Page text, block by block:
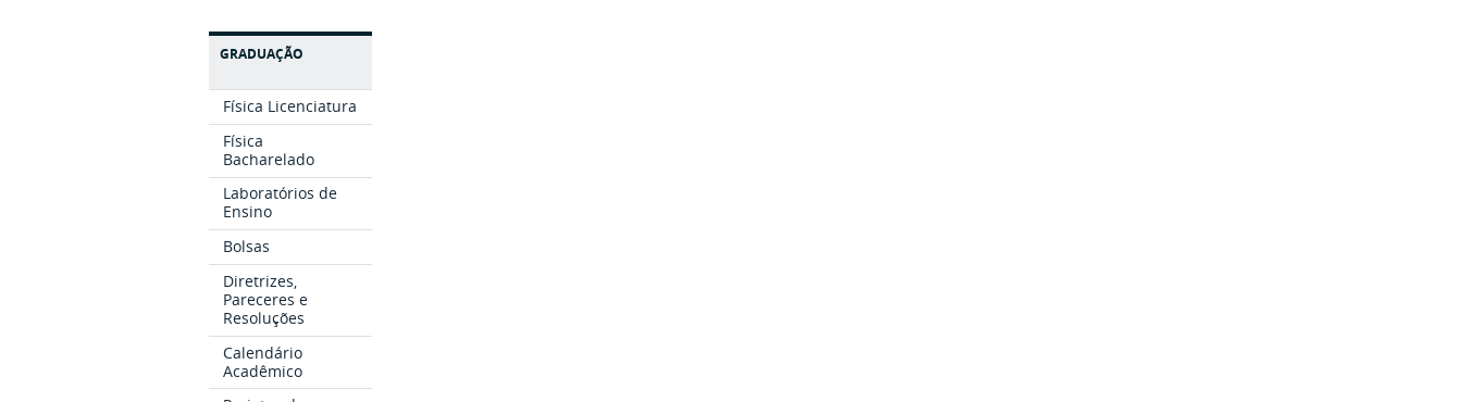
GRADUAÇÃO
Física Licenciatura
Física
Bacharelado
Laboratórios de
Ensino
Bolsas
Diretrizes,
Pareceres e
Resoluções
Calendário
Acadêmico